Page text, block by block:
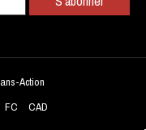
Action
FC
CAD